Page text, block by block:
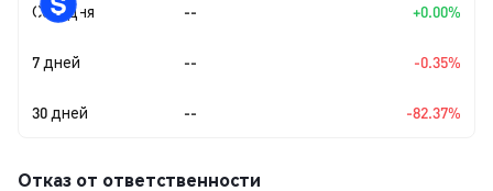
Сегодня -- +0.00%
7 дней -- -0.35%
30 дней -- -82.37%
Отказ от ответственности